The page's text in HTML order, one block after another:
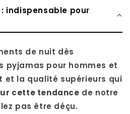
indispensable pour
de nuit dès
pyjamas pour hommes et
et la qualité supérieurs qui
cette tendance de notre
pas être déçu.